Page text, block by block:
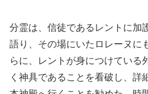
分霊は、信徒であるレントに加
語り、その場にいたロレーヌに
らに、レントが身につけている
く神具であることを看破し、詳